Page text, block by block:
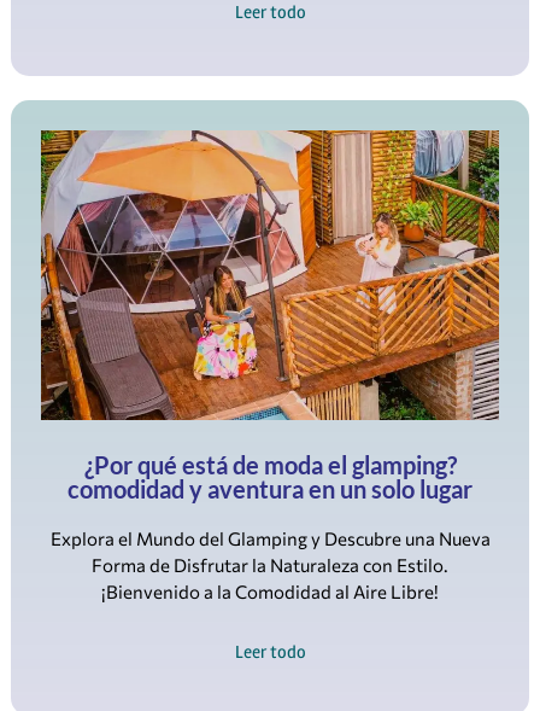
Leer todo
¿Por qué está de moda el glamping?
comodidad y aventura en un solo lugar
Explora el Mundo del Glamping y Descubre una Nueva
Forma de Disfrutar la Naturaleza con Estilo.
¡Bienvenido a la Comodidad al Aire Libre!
Leer todo